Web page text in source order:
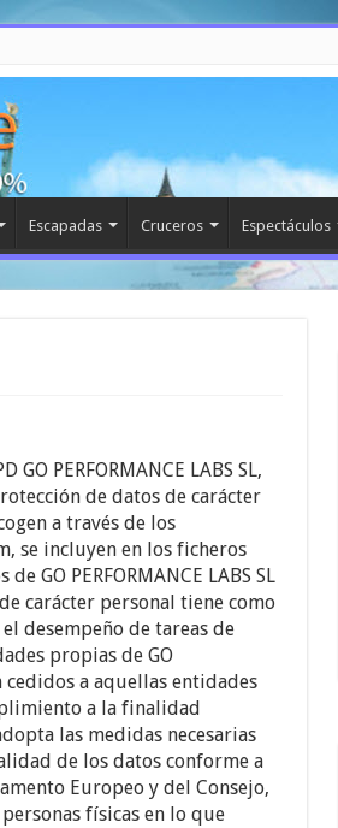
Escapadas Cruceros Espectáculos
PERFORMANCE LABS SL,
de datos de carácter
a través de los
se incluyen en los ficheros
GO PERFORMANCE LABS SL
carácter personal tiene como
desempeño de tareas de
propias de GO
cedidos a aquellas entidades
a la finalidad
las medidas necesarias
de los datos conforme a
Europeo y del Consejo,
físicas en lo que